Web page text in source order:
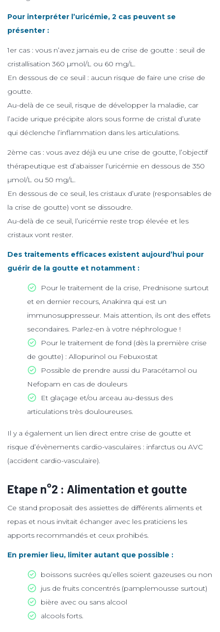
Pour interpréter l’uricémie, 2 cas peuvent se
présenter :
1er cas : vous n’avez jamais eu de crise de goutte : seuil de
cristallisation 360 µmol/L ou 60 mg/L.
En dessous de ce seuil : aucun risque de faire une crise de
goutte.
Au-delà de ce seuil, risque de développer la maladie, car
l’acide urique précipite alors sous forme de cristal d’urate
qui déclenche l’inflammation dans les articulations.
2ème cas : vous avez déjà eu une crise de goutte, l’objectif
thérapeutique est d’abaisser l’uricémie en dessous de 350
µmol/L ou 50 mg/L.
En dessous de ce seuil, les cristaux d’urate (responsables de
la crise de goutte) vont se dissoudre.
Au-delà de ce seuil, l’uricémie reste trop élevée et les
cristaux vont rester.
Des traitements efficaces existent aujourd’hui pour
guérir de la goutte et notamment :
Pour le traitement de la crise, Prednisone surtout
et en dernier recours, Anakinra qui est un
immunosuppresseur. Mais attention, ils ont des effets
secondaires. Parlez-en à votre néphrologue !
Pour le traitement de fond (dès la première crise
de goutte) : Allopurinol ou Febuxostat
Possible de prendre aussi du Paracétamol ou
Nefopam en cas de douleurs
Et glaçage et/ou arceau au-dessus des
articulations très douloureuses.
Il y a également un lien direct entre crise de goutte et
risque d’évènements cardio-vasculaires : infarctus ou AVC
(accident cardio-vasculaire).
Etape n°2 : Alimentation et goutte
Ce stand proposait des assiettes de différents aliments et
repas et nous invitait échanger avec les praticiens les
apports recommandés et ceux prohibés.
En premier lieu, limiter autant que possible :
boissons sucrées qu’elles soient gazeuses ou non
jus de fruits concentrés (pamplemousse surtout)
bière avec ou sans alcool
alcools forts.